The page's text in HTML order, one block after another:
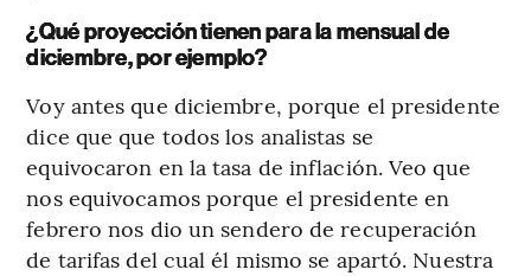
¿Qué proyección tienen para la mensual de
diciembre, por ejemplo?
Voy antes que diciembre, porque el presidente
dice que que todos los analistas se
equivocaron en la tasa de inflación. Veo que
nos equivocamos porque el presidente en
febrero nos dio un sendero de recuperación
de tarifas del cual él mismo se apartó. Nuestra